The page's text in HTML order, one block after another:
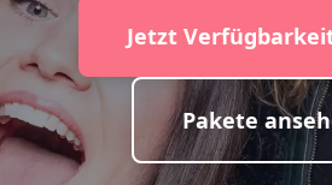
Jetzt
Pakete